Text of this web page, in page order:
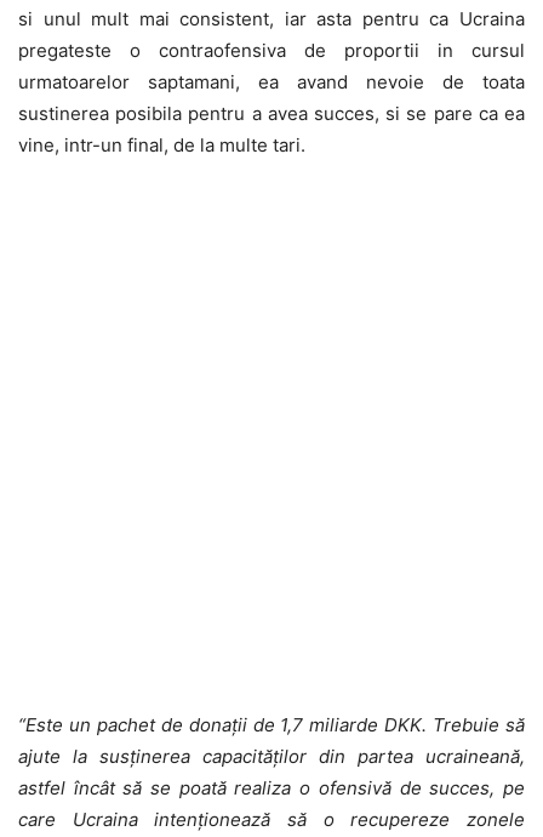
si unul mult mai consistent, iar asta pentru ca Ucraina
pregateste o contraofensiva de proportii in cursul
urmatoarelor saptamani, ea avand nevoie de toata
sustinerea posibila pentru a avea succes, si se pare ca ea
vine, intr-un final, de la multe tari.
“Este un pachet de donații de 1,7 miliarde DKK. Trebuie să
ajute la susținerea capacităților din partea ucraineană,
astfel încât să se poată realiza o ofensivă de succes, pe
care Ucraina intenționează să o recupereze zonele